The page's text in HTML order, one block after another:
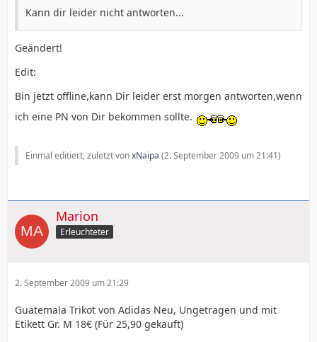
Kann dir leider nicht antworten...
Geändert!
Edit:
Bin jetzt offline,kann Dir leider erst morgen antworten,wenn
ich eine PN von Dir bekommen sollte.
Einmal editiert, zuletzt vonxNaipa (2. September 2009 um 21:41)
Marion
Erleuchteter
2. September 2009 um 21:29
Guatemala Trikot von Adidas Neu, Ungetragen und mit
Etikett Gr. M 18€ (Für 25,90 gekauft)